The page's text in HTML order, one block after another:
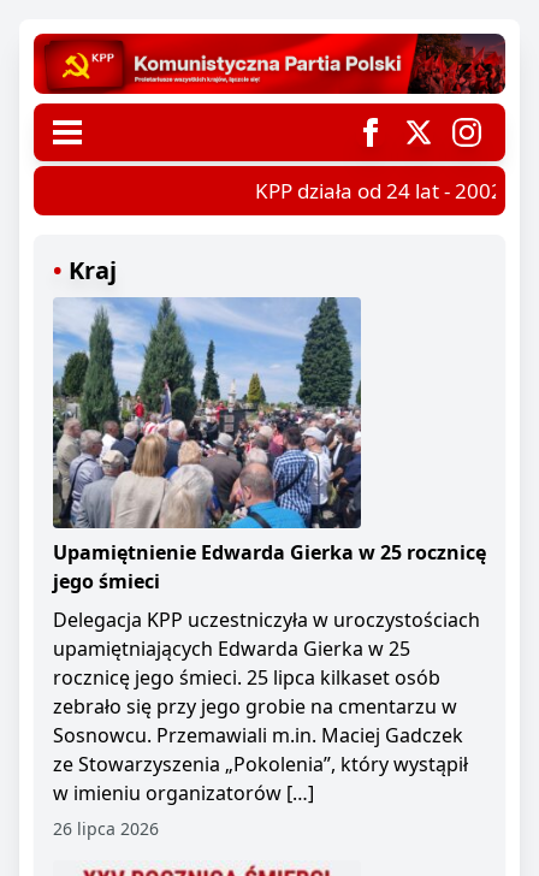
KPP działa od 24 lat - 2002-
Kraj
Upamiętnienie Edwarda Gierka w 25 rocznicę
jego śmieci
Delegacja KPP uczestniczyła w uroczystościach
upamiętniających Edwarda Gierka w 25
rocznicę jego śmieci. 25 lipca kilkaset osób
zebrało się przy jego grobie na cmentarzu w
Sosnowcu. Przemawiali m.in. Maciej Gadczek
ze Stowarzyszenia „Pokolenia”, który wystąpił
w imieniu organizatorów […]
26 lipca 2026